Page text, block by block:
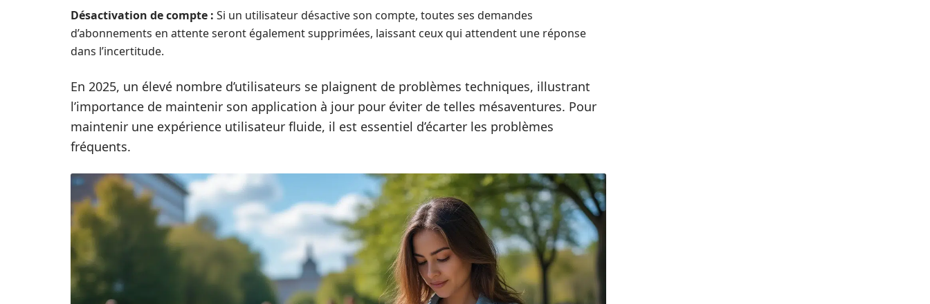
Désactivation de compte : Si un utilisateur désactive son compte, toutes ses demandes
d’abonnements en attente seront également supprimées, laissant ceux qui attendent une réponse
dans l’incertitude.
En 2025, un élevé nombre d’utilisateurs se plaignent de problèmes techniques, illustrant
l’importance de maintenir son application à jour pour éviter de telles mésaventures. Pour
maintenir une expérience utilisateur fluide, il est essentiel d’écarter les problèmes
fréquents.